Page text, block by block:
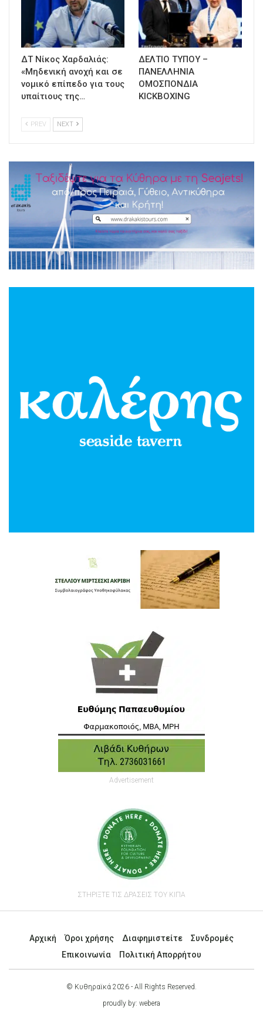
ΔΤ Νίκος Χαρδαλιάς:
«Μηδενική ανοχή και σε
νομικό επίπεδο για τους
υπαίτιους της…
ΔΕΛΤΙΟ ΤΥΠΟΥ –
ΠΑΝΕΛΛΗΝΙΑ
ΟΜΟΣΠΟΝΔΙΑ
KICKBOXING
PREV NEXT
Advertisement
ΣΤΗΡΙΞΤΕ ΤΙΣ ΔΡΑΣΕΙΣ ΤΟΥ ΚΙΠΑ
Αρχική Όροι χρήσης Διαφημιστείτε
Συνδρομές
Επικοινωνία
Πολιτική Απορρήτου
© Κυθηραϊκά 2026 - All Rights Reserved.
proudly by: webera